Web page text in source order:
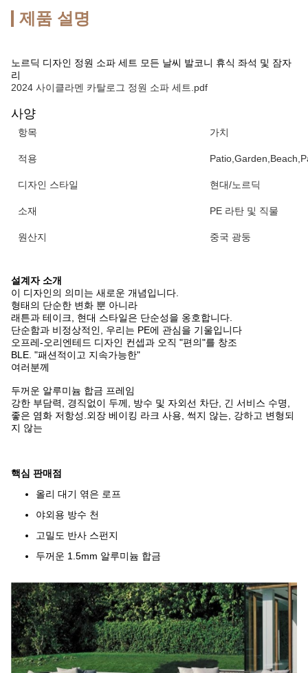
제품 설명
노르딕 디자인 정원 소파 세트 모든 날씨 발코니 휴식 좌석 및 잠자
리
2024 사이클라멘 카탈로그 정원 소파 세트.pdf
사양
항목 가치
적용
디자인 스타일 현대/노르딕
소재 PE 라탄 및 직물
원산지 중국 광둥
설계자 소개
이 디자인의 의미는 새로운 개념입니다.
형태의 단순한 변화 뿐 아니라
래튼과 테이크, 현대 스타일은 단순성을 옹호합니다.
단순함과 비정상적인, 우리는 PE에 관심을 기울입니다
오프레-오리엔테드 디자인 컨셉과 오직 "편의"를 창조
BLE. "패션적이고 지속가능한"
여러분께
두꺼운 알루미늄 합금 프레임
강한 부담력, 경직없이 두께, 방수 및 자외선 차단, 긴 서비스 수명,
좋은 염화 저항성.외장 베이킹 라크 사용, 썩지 않는, 강하고 변형되
지 않는
핵심 판매점
올리 대기 엮은 로프
야외용 방수 천
고밀도 반사 스펀지
두꺼운 1.5mm 알루미늄 합금